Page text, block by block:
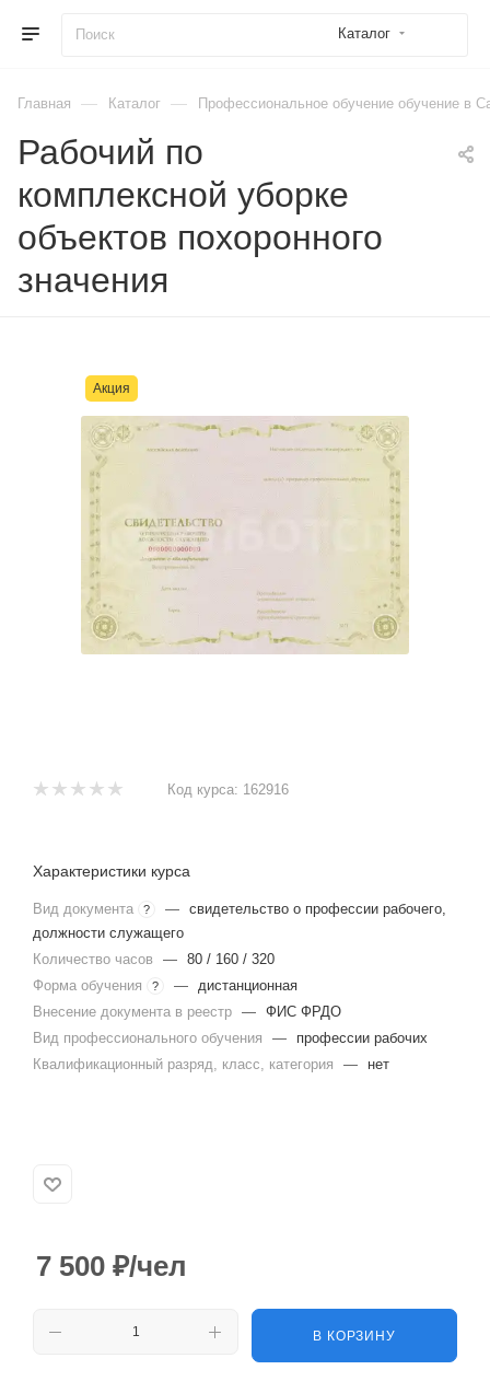
Каталог
Главная — Каталог — Профессиональное обучение обучение в
Рабочий по
комплексной уборке
объектов похоронного
значения
Акция
Код курса: 162916
Характеристики курса
Вид документа ? — свидетельство о профессии рабочего,
должности служащего
Количество часов
— 80 / 160 / 320
Форма обучения
? —
дистанционная
Внесение документа в реестр — ФИС ФРДО
Вид профессионального обучения
—
профессии рабочих
Квалификационный разряд, класс, категория
— нет
7 500 ₽/чел
В КОРЗИНУ